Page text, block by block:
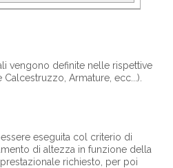
vengono definite nelle rispettive
Armature, ecc...).
eseguita col criterio di
di altezza in funzione della
richiesto, per poi